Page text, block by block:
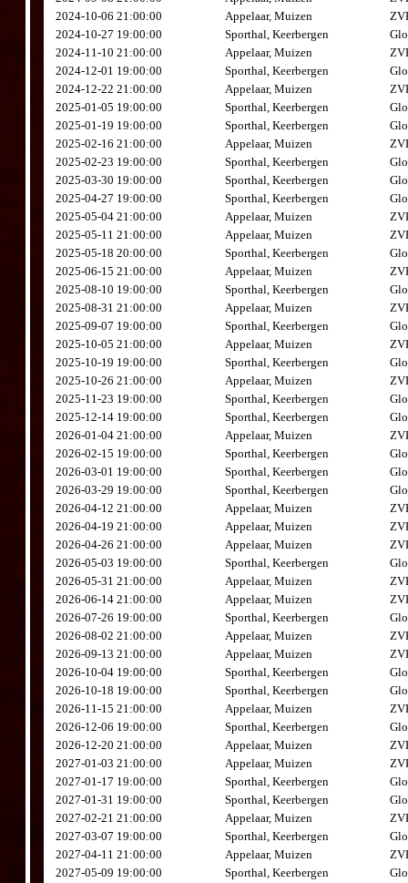
2024-10-06 21:00:00
Appelaar, Muizen
2024-10-27 19:00:00
Sporthal, Keerbergen
2024-11-10 21:00:00
Appelaar, Muizen
2024-12-01 19:00:00
Sporthal, Keerbergen
2024-12-22 21:00:00
Appelaar, Muizen
2025-01-05 19:00:00
Sporthal, Keerbergen
2025-01-19 19:00:00
Sporthal, Keerbergen
2025-02-16 21:00:00
Appelaar, Muizen
2025-02-23 19:00:00
Sporthal, Keerbergen
2025-03-30 19:00:00
Sporthal, Keerbergen
2025-04-27 19:00:00
Sporthal, Keerbergen
2025-05-04 21:00:00
Appelaar, Muizen
2025-05-11 21:00:00
Appelaar, Muizen
2025-05-18 20:00:00
Sporthal, Keerbergen
2025-06-15 21:00:00
Appelaar, Muizen
2025-08-10 19:00:00
Sporthal, Keerbergen
2025-08-31 21:00:00
Appelaar, Muizen
2025-09-07 19:00:00
Sporthal, Keerbergen
2025-10-05 21:00:00
Appelaar, Muizen
2025-10-19 19:00:00
Sporthal, Keerbergen
2025-10-26 21:00:00
Appelaar, Muizen
2025-11-23 19:00:00
Sporthal, Keerbergen
2025-12-14 19:00:00
Sporthal, Keerbergen
2026-01-04 21:00:00
Appelaar, Muizen
2026-02-15 19:00:00
Sporthal, Keerbergen
2026-03-01 19:00:00
Sporthal, Keerbergen
2026-03-29 19:00:00
Sporthal, Keerbergen
2026-04-12 21:00:00
Appelaar, Muizen
2026-04-19 21:00:00
Appelaar, Muizen
2026-04-26 21:00:00
Appelaar, Muizen
2026-05-03 19:00:00
Sporthal, Keerbergen
2026-05-31 21:00:00
Appelaar, Muizen
2026-06-14 21:00:00
Appelaar, Muizen
2026-07-26 19:00:00
Sporthal, Keerbergen
2026-08-02 21:00:00
Appelaar, Muizen
2026-09-13 21:00:00
Appelaar, Muizen
2026-10-04 19:00:00
Sporthal, Keerbergen
2026-10-18 19:00:00
Sporthal, Keerbergen
2026-11-15 21:00:00
Appelaar, Muizen
2026-12-06 19:00:00
Sporthal, Keerbergen
2026-12-20 21:00:00
Appelaar, Muizen
2027-01-03 21:00:00
Appelaar, Muizen
2027-01-17 19:00:00
Sporthal, Keerbergen
2027-01-31 19:00:00
Sporthal, Keerbergen
2027-02-21 21:00:00
Appelaar, Muizen
2027-03-07 19:00:00
Sporthal, Keerbergen
2027-04-11 21:00:00
Appelaar, Muizen
2027-05-09 19:00:00
Sporthal, Keerbergen